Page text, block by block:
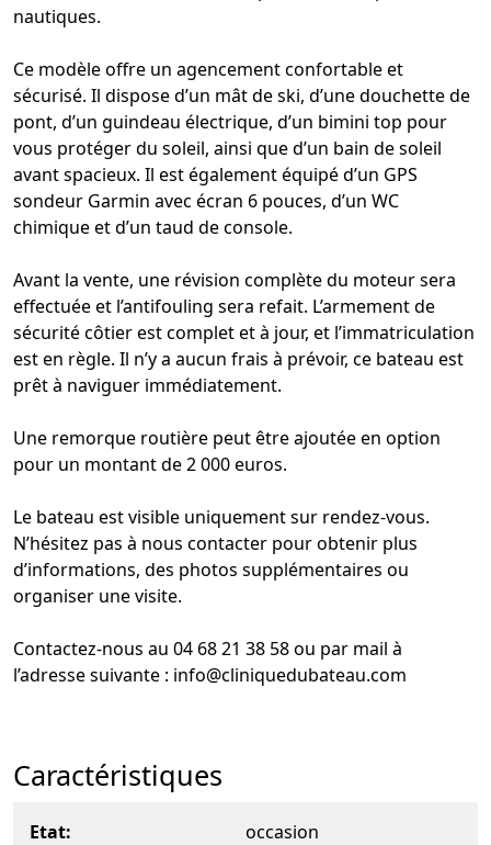
nautiques.
Ce modèle offre un agencement confortable et
sécurisé. Il dispose d’un mât de ski, d’une douchette de
pont, d’un guindeau électrique, d’un bimini top pour
vous protéger du soleil, ainsi que d’un bain de soleil
avant spacieux. Il est également équipé d’un GPS
sondeur Garmin avec écran 6 pouces, d’un WC
chimique et d’un taud de console.
Avant la vente, une révision complète du moteur sera
effectuée et l’antifouling sera refait. L’armement de
sécurité côtier est complet et à jour, et l’immatriculation
est en règle. Il n’y a aucun frais à prévoir, ce bateau est
prêt à naviguer immédiatement.
Une remorque routière peut être ajoutée en option
pour un montant de 2 000 euros.
Le bateau est visible uniquement sur rendez-vous.
N’hésitez pas à nous contacter pour obtenir plus
d’informations, des photos supplémentaires ou
organiser une visite.
Contactez-nous au 04 68 21 38 58 ou par mail à
l’adresse suivante : info@cliniquedubateau.com
Caractéristiques
Etat occasion